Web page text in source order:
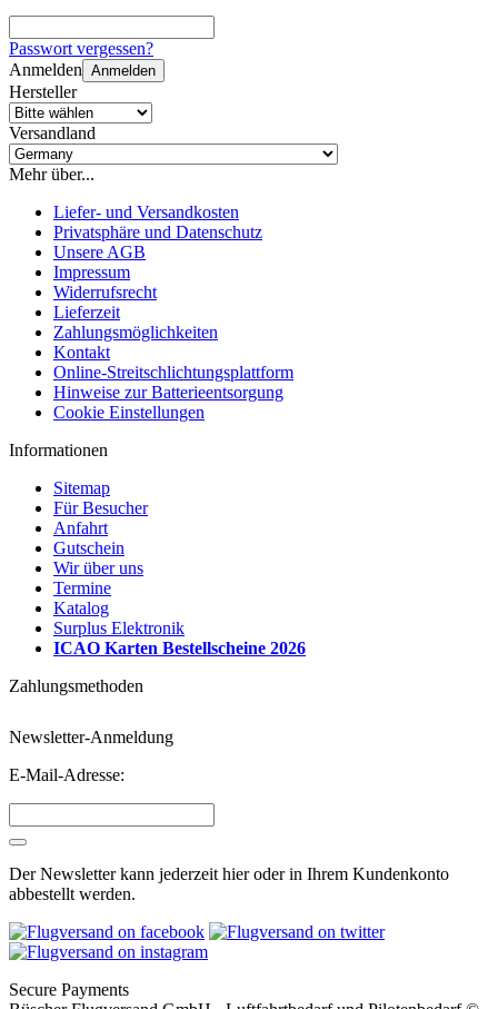
Passwort vergessen?
Anmelden Anmelden
Hersteller
Versandland
Mehr über...
Liefer- und Versandkosten
Privatsphäre und Datenschutz
Unsere AGB
Impressum
Widerrufsrecht
Lieferzeit
Zahlungsmöglichkeiten
Kontakt
Online-Streitschlichtungsplattform
Hinweise zur Batterieentsorgung
Cookie Einstellungen
Informationen
Sitemap
Für Besucher
Anfahrt
Gutschein
Wir über uns
Termine
Katalog
Surplus Elektronik
ICAO Karten Bestellscheine 2026
Zahlungsmethoden
Newsletter-Anmeldung
E-Mail-Adresse:
Der Newsletter kann jederzeit hier oder in Ihrem Kundenkonto
abbestellt werden.
Secure Payments